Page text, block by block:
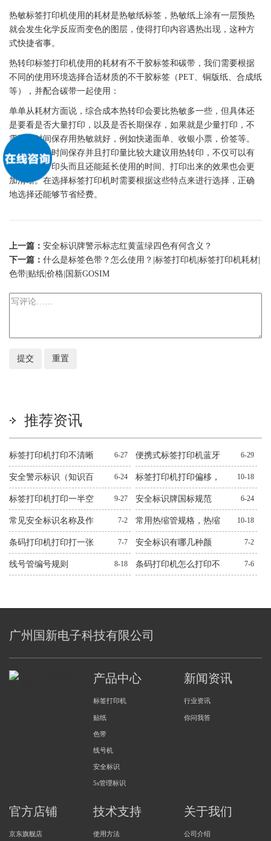
热敏标签打印机使用的耗材是热敏纸标签 ， 热敏纸 上涂有一层预热
就会发生化学反应而变色的图层，使得打印内容遇热出现，这种方
式快捷省事。
热转印标签打印机使用的耗材有不干胶标签和碳带 ，我们需要根据
不同的使用环境选择合适材质的不干胶标签 （PET 、铜版纸、 合成纸
等），并配合碳带一起使用：
单单从耗材方面说，综合成本热转印会要比热敏多一些，但具体还
是要看是否大量打印，以及是否长期保存，如果就是少量打印，不
需要长时间保存用热敏就好，例如快递面单、收银小票，价签等。
如果需要长时间保存并且打印量比较大建议用热转印，不仅可以有
效地保护打印头而且还能延长使用的时间、打印出来的效果也会更
加清晰。在选择标签打印机时需要根据这些特点来进行选择，正确
地选择还能够节省经费。
上一篇： 安全标识牌警示标志红黄蓝绿四色有何含义？
下一篇： 什么是标签色带？怎么使用？|标签打印机|标签打印机耗材|
色带|贴纸|价格|国新GOSIM
推荐资讯
标签打印机打印不清晰
怎么处理？十二种常见
问题解决方法
6-27 便携式标签打印机蓝牙
连不上解决方法
6-29
安全警示标识（知识百
科）
6-24 标签打印机打印偏移，
错位，跳纸解决方法
10-18
标签打印机打印一半空
白解决方法
9-27 安全标识牌国标规范 6-24
常见安全标识名称及作
用图文
7-2 常用热缩管规格，热缩
管规格大全
10-18
条码打印机打印打一张
空一张解决方法
7-7 安全标识有哪几种颜
色？有什么作用？
7-2
线号管编号规则 8-18 条码打印机怎么打印不 7-6
广州国新电子科技有限公司
产品中心
标签打印机
贴纸
色带
线号机
安全标识
5s管理标识
新闻资讯
行业资讯
你问我答
官方店铺
京东旗舰店
技术支持
使用方法
关于我们
公司介绍